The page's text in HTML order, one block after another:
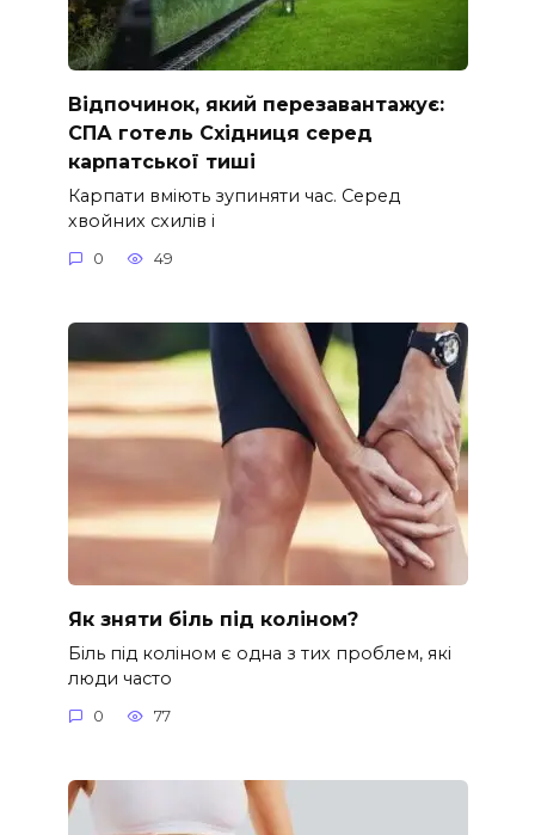
Відпочинок, який перезавантажує:
СПА готель Східниця серед
карпатської тиші
Карпати вміють зупиняти час. Серед
хвойних схилів і
0 49
Як зняти біль під коліном?
Біль під коліном є одна з тих проблем, які
люди часто
0 77